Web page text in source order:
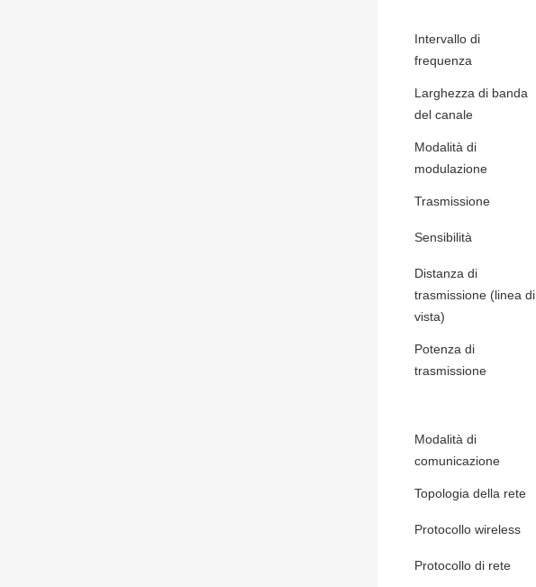
Intervallo di
frequenza
Larghezza di banda
del canale
Modalità di
modulazione
Trasmissione
Sensibilità
Distanza di
trasmissione (linea di
vista)
Potenza di
trasmissione
Modalità di
comunicazione
Topologia della rete
Protocollo wireless
Protocollo di rete